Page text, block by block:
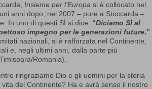
Insieme per l’Europasi è collocato nel
anni dopo, nel 2007 – pure a Stoccarda –
In uno di questi SÌ si dice: “Diciamo SÌ al
impegno per le generazioni future.”
nazionali, si è rafforzata nel Continente,
e, negli ultimi anni, dalla parte più
Romania).
ringraziamo Dio e gli uomini per la storia
del Continente? Ha e avrà senso il nostro